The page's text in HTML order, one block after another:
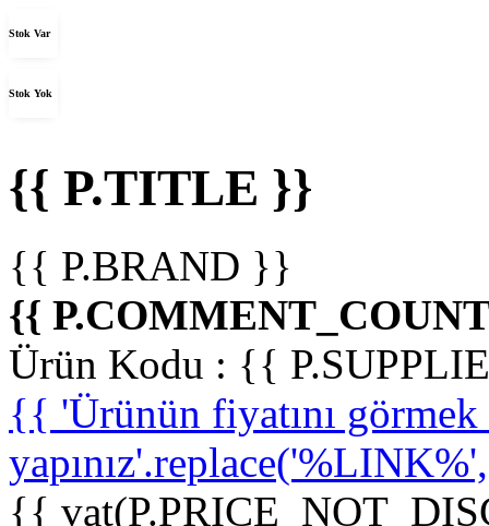
Stok Var
Stok Yok
{{ P.TITLE }}
{{ P.BRAND }}
{{
Ürün Kodu : {{
{{ 'Ürünün fiyatını
{{